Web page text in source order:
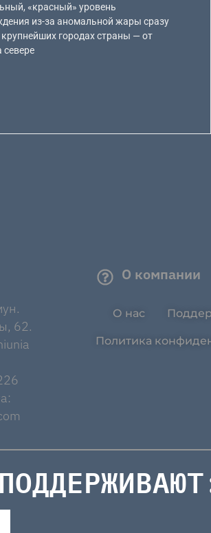
«красный» уровень
из-за аномальной жары сразу
крупнейших городах страны — от
севере
62.
О компании
О нас
Политика